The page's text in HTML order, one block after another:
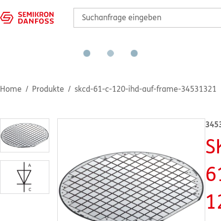
Home Produkte skcd-61-c-120-ihd-auf-frame-34531321